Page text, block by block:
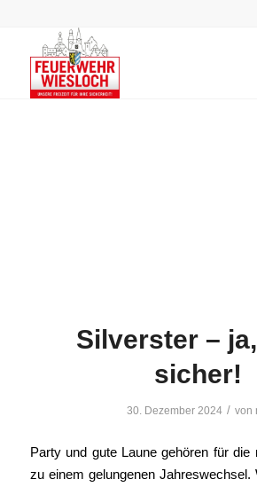
Silverster –
sicher!
30. Dezember 2024 / von
Party und gute Laune gehören für die
zu einem gelungenen Jahreswechsel.